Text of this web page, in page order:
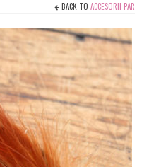
BACK TO ACCESORII PAR